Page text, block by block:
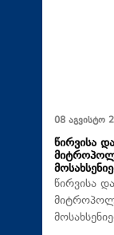
08 აგვისტო
წირვისა
წირვისა